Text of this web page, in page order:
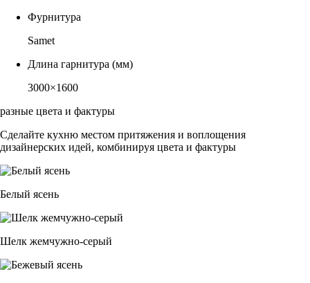
Фурнитура
Samet
Длина гарнитура (мм)
3000×1600
разные цвета и фактуры
Сделайте кухню местом притяжения и воплощения
дизайнерских идей, комбинируя цвета и фактуры
Белый ясень
Шелк жемчужно-серый